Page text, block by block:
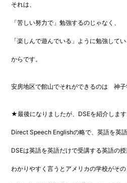
それは、
「苦しい努力で」勉強するのじゃなく、
「楽しんで遊んでいる」ように勉強してい
からです。
安房地区で館山でそれができるのは 神子
★最後になりましたが、DSEを紹介します
Direct Speech Englishの略で、英語を英
DSEは英語を英語だけで受講する英語の授
わかりやすく言うとアメリカの学校がその